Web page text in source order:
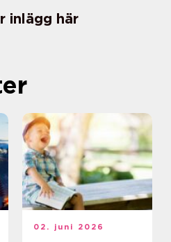
inlägg här
02. juni 2026